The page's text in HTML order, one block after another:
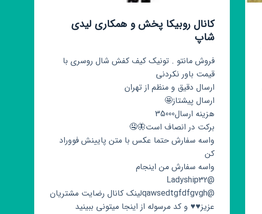
کانال روبیکا پخش و همکاری لیدی
شاپ
فروش مانتو . تونیک کیف کفش شال روسری با
قیمت باور نکردنی
ارسال دقیق و منظم از تهران
ارسال پیشتاز🤩
هزینه ارسال35000
برکت در انصاف است🦋🤤
واسه سفارش حتما عکس با متن پایینش فووراد
کن
واسه سفارش من اینجام
@Ladyship32
@qawsedtgfdfgvghلینک کانال رضایت مشتریان
عزیز♥️♥️ و کد مرسوله از اینجا میتونی ببینید